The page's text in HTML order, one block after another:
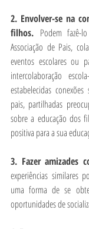
2. Envolver-se na
filhos. Podem fazê-
Associação de Pais,
eventos escolares ou
intercolaboração
estabelecidas
pais, partilhadas
sobre a educação dos
positiva para a sua
3. Fazer amizades
experiências similares
uma forma de se
oportunidades de